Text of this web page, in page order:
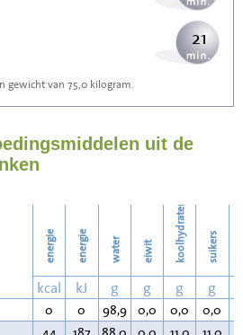
21
70
80
gewicht van 75,0 kilogram.
uit de
energie energie water eiwit koolhydraten suikers
kcal kJ g g g g
0 0 98,9 0,0 0,0 0,0